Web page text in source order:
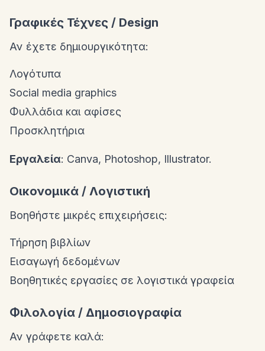
Γραφικές Τέχνες / Design
Αν έχετε δημιουργικότητα:
Λογότυπα
Social media graphics
Φυλλάδια και αφίσες
Προσκλητήρια
Εργαλεία: Canva, Photoshop, Illustrator.
Οικονομικά / Λογιστική
Βοηθήστε μικρές επιχειρήσεις:
Τήρηση βιβλίων
Εισαγωγή δεδομένων
Βοηθητικές εργασίες σε λογιστικά γραφεία
Φιλολογία / Δημοσιογραφία
Αν γράφετε καλά: